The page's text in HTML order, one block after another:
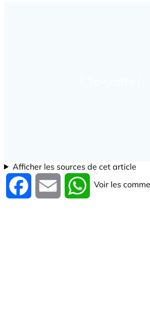
Afficher les sources de cet article
Facebook Email WhatsApp
Voir les